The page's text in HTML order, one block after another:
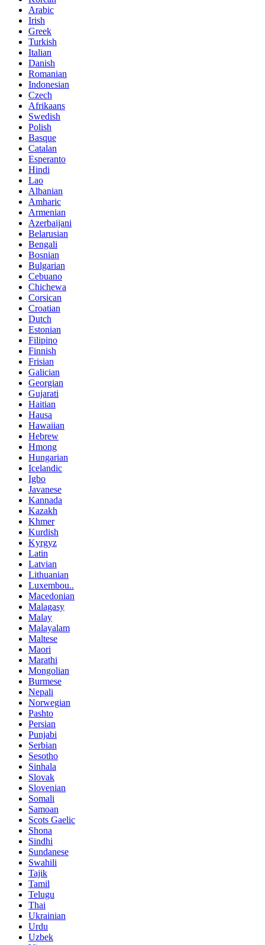
Arabic
Irish
Greek
Turkish
Italian
Danish
Romanian
Indonesian
Czech
Afrikaans
Swedish
Polish
Basque
Catalan
Esperanto
Hindi
Lao
Albanian
Amharic
Armenian
Azerbaijani
Belarusian
Bengali
Bosnian
Bulgarian
Cebuano
Chichewa
Corsican
Croatian
Dutch
Estonian
Filipino
Finnish
Frisian
Galician
Georgian
Gujarati
Haitian
Hausa
Hawaiian
Hebrew
Hmong
Hungarian
Icelandic
Igbo
Javanese
Kannada
Kazakh
Khmer
Kurdish
Kyrgyz
Latin
Latvian
Lithuanian
Luxembou..
Macedonian
Malagasy
Malay
Malayalam
Maltese
Maori
Marathi
Mongolian
Burmese
Nepali
Norwegian
Pashto
Persian
Punjabi
Serbian
Sesotho
Sinhala
Slovak
Slovenian
Somali
Samoan
Scots Gaelic
Shona
Sindhi
Sundanese
Swahili
Tajik
Tamil
Telugu
Thai
Ukrainian
Urdu
Uzbek